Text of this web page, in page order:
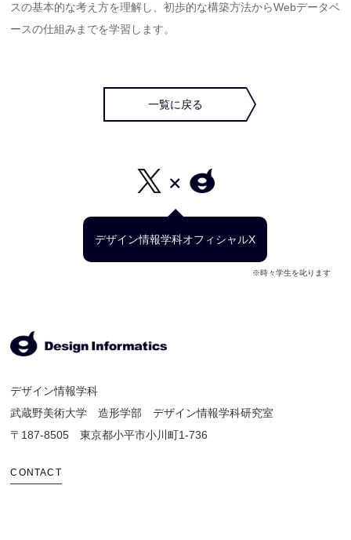
スの基本的な考え方を理解し、初歩的な構築方法からWebデータベ
ースの仕組みまでを学習します。
一覧に戻る
デザイン情報学科オフィシャルX
※時々学生を叱ります
デザイン情報学科
武蔵野美術大学 造形学部 デザイン情報学科研究室
〒187-8505 東京都小平市小川町1-736
CONTACT